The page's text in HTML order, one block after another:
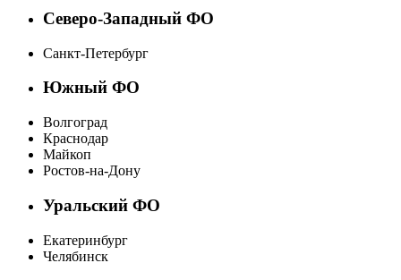
Северо-Западный ФО
Санкт-Петербург
Южный ФО
Волгоград
Краснодар
Майкоп
Ростов-на-Дону
Уральский ФО
Екатеринбург
Челябинск